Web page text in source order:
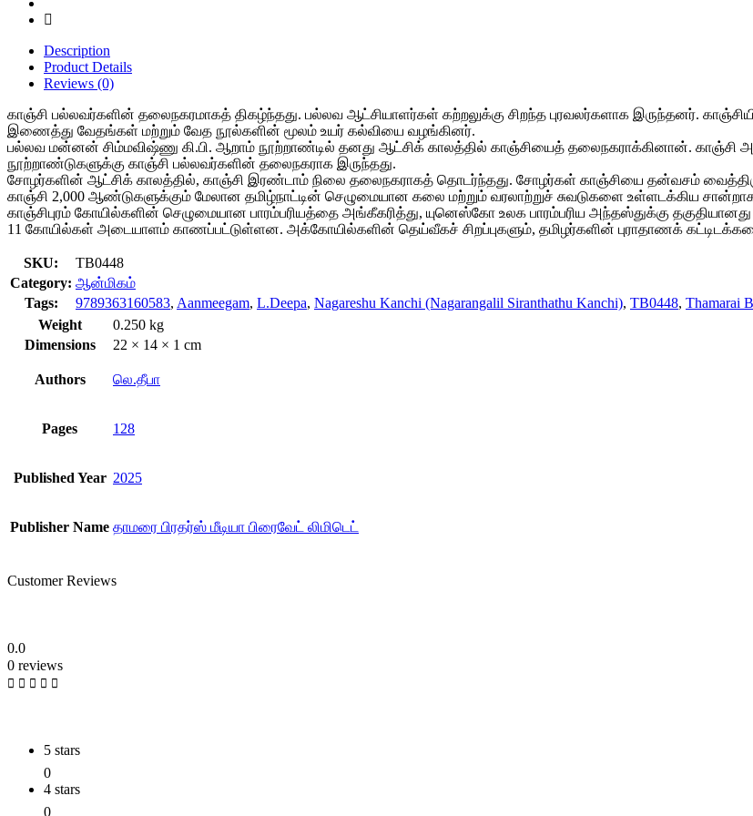
Description
Product Details
Reviews (0)
காஞ்சி பல்லவர்களின் தலைநகரமாகத் திகழ்ந்தது. பல்லவ ஆட்சியாளர்கள் கற்றலுக்கு சிறந்த புரவலர்களாக இருந்தனர்.
இணைத்து வேதங்கள் மற்றும் வேத நூல்களின் மூலம் உயர் கல்வியை வழங்கினர்.
பல்லவ மன்னன் சிம்மவிஷ்ணு கி.பி. ஆறாம் நூற்றாண்டில் தனது ஆட்சிக் காலத்தில் காஞ்சியைத் தலைநகராக்கினான். காஞ்சி
நூற்றாண்டுகளுக்கு காஞ்சி பல்லவர்களின் தலைநகராக இருந்தது.
சோழர்களின் ஆட்சிக் காலத்தில், காஞ்சி இரண்டாம் நிலை தலைநகராகத் தொடர்ந்தது. சோழர்கள் காஞ்சியை தன்வசம்
காஞ்சி 2,000 ஆண்டுகளுக்கும் மேலான தமிழ்நாட்டின் செழுமையான கலை மற்றும் வரலாற்றுச் சுவடுகளை உள்ளடக்கிய சான்றாக
காஞ்சிபுரம் கோயில்களின் செழுமையான பாரம்பரியத்தை அங்கீகரித்து, யுனெஸ்கோ உலக பாரம்பரிய அந்தஸ்துக்கு
11 கோயில்கள் அடையாளம் காணப்பட்டுள்ளன. அக்கோயில்களின் தெய்வீகச் சிறப்புகளும், தமிழர்களின் புராதாணக்
SKU:
TB0448
Category: ஆன்மிகம்
Tags:
9789363160583, Aanmeegam, L.Deepa, Nagareshu Kanchi (Nagarangalil Siranthathu Kanchi), TB0448, Thamarai
Weight
0.250 kg
Dimensions
22 × 14 × 1 cm
Authors லெ.தீபா
Pages 128
Published Year 2025
Publisher Name தாமரை பிரதர்ஸ் மீடியா பிரைவேட் லிமிடெட்
Customer Reviews
0.0
0 reviews
5 stars
0
4 stars
0